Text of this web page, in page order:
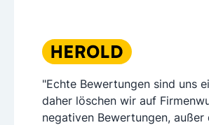
"Echte Bewertungen sind uns
daher löschen wir auf
negativen Bewertungen, außer